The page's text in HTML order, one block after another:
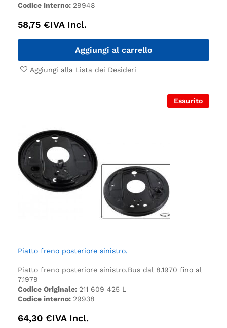
Codice interno: 29948
58,75 €IVA Incl.
Aggiungi al carrello
Aggiungi alla Lista dei Desideri
Esaurito
Piatto freno posteriore sinistro.
Piatto freno posteriore sinistro.Bus dal 8.1970 fino al
7.1979
Codice Originale: 211 609 425 L
Codice interno: 29938
64,30 €IVA Incl.